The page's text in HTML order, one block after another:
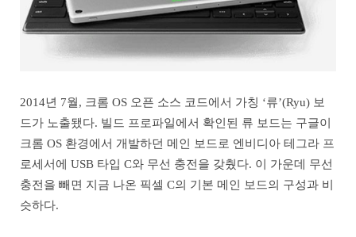
2014년 7월, 크롬 OS 오픈 소스 코드에서 가칭 ‘류’(Ryu) 보
드가 노출됐다. 빌드 프로파일에서 확인된 류 보드는 구글이
크롬 OS 환경에서 개발하던 메인 보드로 엔비디아 테그라 프
로세서에 USB 타입 C와 무선 충전을 갖췄다. 이 가운데 무선
충전을 빼면 지금 나온 픽셀 C의 기본 메인 보드의 구성과 비
슷하다.